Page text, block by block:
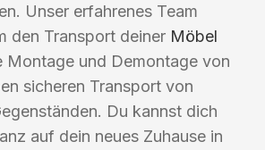
Unser erfahrenes Team
den Transport deiner Möbel
Montage und Demontage von
sicheren Transport von
Du kannst dich
auf dein neues Zuhause in